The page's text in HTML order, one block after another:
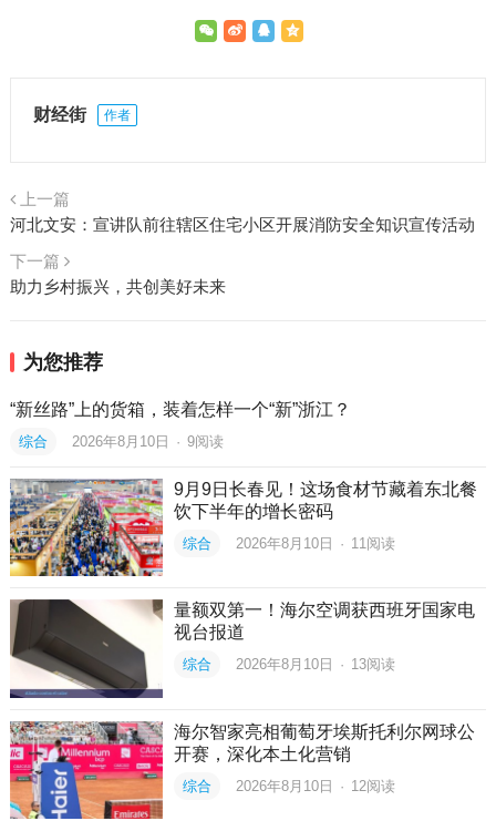
财经街 作者
上一篇
河北文安：宣讲队前往辖区住宅小区开展消防安全知识宣传活动
下一篇
助力乡村振兴，共创美好未来
为您推荐
“新丝路”上的货箱，装着怎样一个“新”浙江？
综合 2026年8月10日 · 9阅读
9月9日长春见！这场食材节藏着东北餐
饮下半年的增长密码
综合 2026年8月10日 · 11 阅读
量额双第一！海尔空调获西班牙国家电
视台报道
综合 2026年8月10日 · 13阅读
海尔智家亮相葡萄牙埃斯托利尔网球公
开赛，深化本土化营销
综合 2026年8月10日 · 12阅读